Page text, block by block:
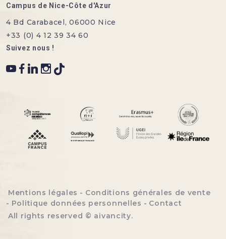
Campus de Nice-Côte d'Azur
4 Bd Carabacel, 06000 Nice
+33 (0) 4 12 39 34 60
Suivez nous !
Menu bottom footer
Mentions légales
Conditions générales de vente
Politique données personnelles
Contact
All rights reserved © aivancity.